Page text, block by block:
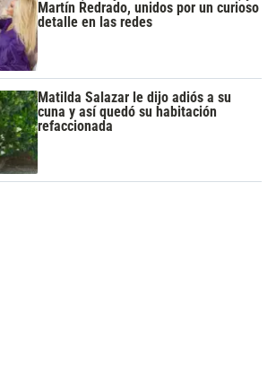
Martín Redrado, unidos por un curioso
detalle en las redes
Matilda Salazar le dijo adiós a su
cuna y así quedó su habitación
refaccionada